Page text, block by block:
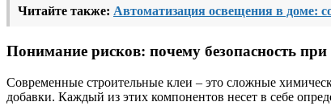
Читайте также: Автоматизация освещения в доме:
Понимание рисков: почему безопасность
Современные строительные клеи – это сложные
добавки. Каждый из этих компонентов несет в себе